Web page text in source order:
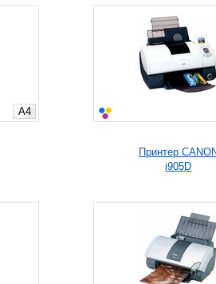
A4
Принтер
i905D